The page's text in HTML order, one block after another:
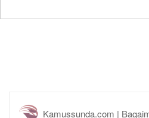
Kamussunda.com |